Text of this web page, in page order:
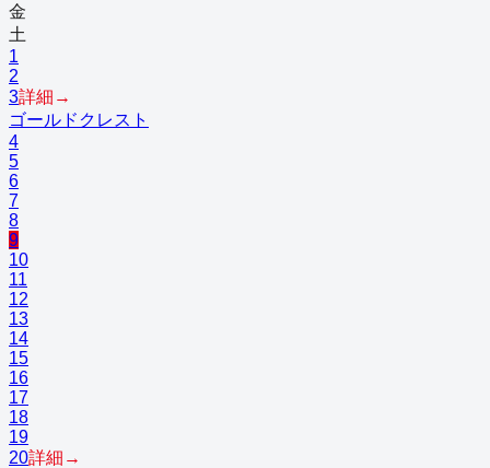
金
土
1
2
3詳細→
ゴールドクレスト
4
5
6
7
8
9
10
11
12
13
14
15
16
17
18
19
20詳細→